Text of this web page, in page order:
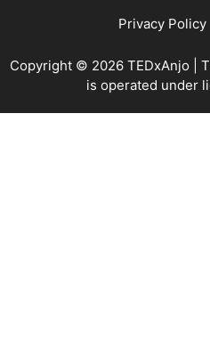
Privacy Policy
Copyright © 2026 TEDxAnjo |
is operated under